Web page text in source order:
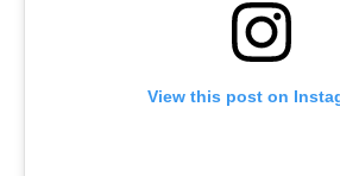
View this post on